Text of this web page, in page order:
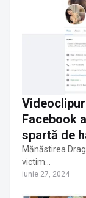
Facebook
spartă de
Mănăstirea
victim…
iunie 27, 2024